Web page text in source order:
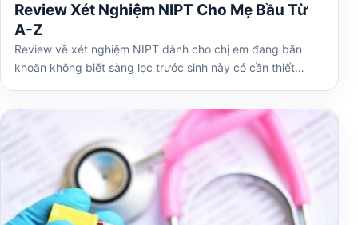
Review Xét Nghiệm NIPT Cho Mẹ Bầu Từ
A-Z
Review về xét nghiệm NIPT dành cho chị em đang băn
khoăn không biết sàng lọc trước sinh này có cần thiết…